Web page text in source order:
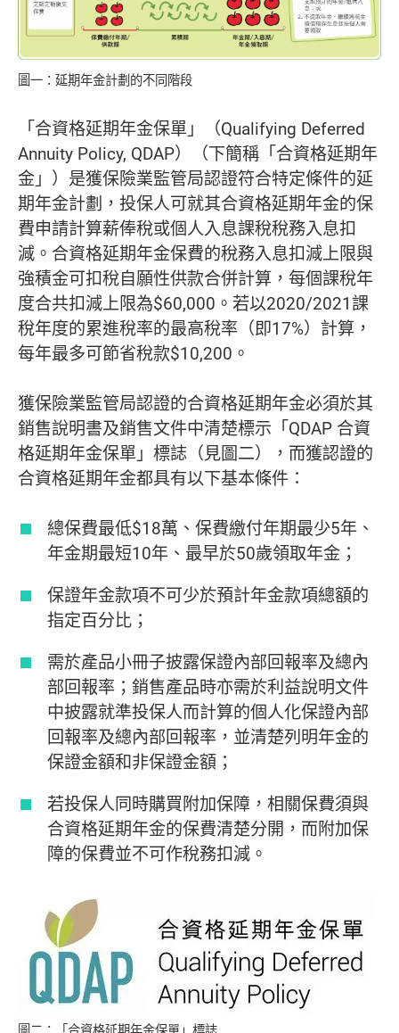
圖一：延期年金計劃的不同階段
「合資格延期年金保單」（Qualifying Deferred
Annuity Policy, QDAP）（下簡稱「合資格延期年
金」）是獲保險業監管局認證符合特定條件的延
期年金計劃，投保人可就其合資格延期年金的保
費申請計算薪俸稅或個人入息課稅稅務入息扣
減。合資格延期年金保費的稅務入息扣減上限與
強積金可扣稅自願性供款合併計算，每個課稅年
度合共扣減上限為$60,000。若以2020/2021課
稅年度的累進稅率的最高稅率（即17%）計算，
每年最多可節省稅款$10,200。
獲保險業監管局認證的合資格延期年金必須於其
銷售說明書及銷售文件中清楚標示「QDAP 合資
格延期年金保單」標誌（見圖二），而獲認證的
合資格延期年金都具有以下基本條件：
總保費最低$18萬、保費繳付年期最少5年、
年金期最短10年、最早於50歲領取年金；
保證年金款項不可少於預計年金款項總額的
指定百分比；
需於產品小冊子披露保證內部回報率及總內
部回報率；銷售產品時亦需於利益說明文件
中披露就準投保人而計算的個人化保證內部
回報率及總內部回報率，並清楚列明年金的
保證金額和非保證金額；
若投保人同時購買附加保障，相關保費須與
合資格延期年金的保費清楚分開，而附加保
障的保費並不可作稅務扣減。